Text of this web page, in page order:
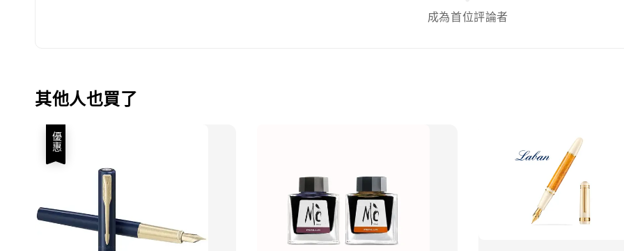
成為首位評論者
其他人也買了
優惠